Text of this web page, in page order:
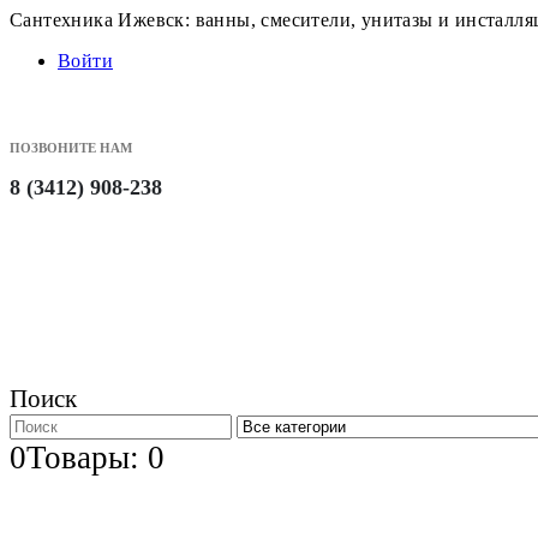
Сантехника Ижевск: ванны, смесители, унитазы и
Войти
ПОЗВОНИТЕ НАМ
8 (3412) 908-238
Поиск
0Товары: 0